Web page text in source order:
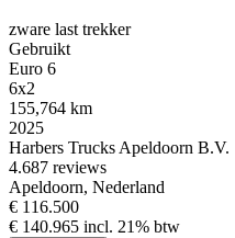
zware last trekker
Gebruikt
Euro 6
6x2
155,764 km
2025
Harbers Trucks Apeldoorn B.V.
4.687 reviews
Apeldoorn, Nederland
€ 116.500
€ 140.965 incl. 21% btw